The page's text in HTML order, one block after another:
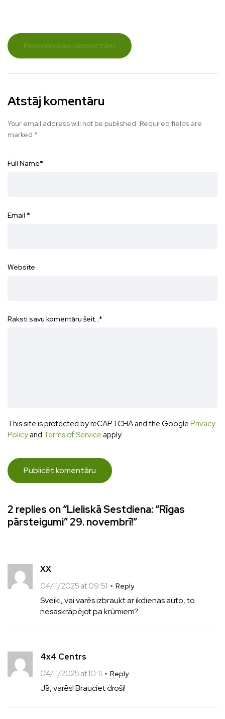
Pievieno savu komentāru
Atstāj komentāru
Your email address will not be published. Required fields are
marked *
Full Name*
Email *
Website
Raksti savu komentāru šeit...*
This site is protected by reCAPTCHA and the GooglePrivacy
Policyand Terms of Serviceapply.
2 replies on “Lieliskā Sestdiena: “Rīgas
pārsteigumi” 29. novembrī!”
XX
04/11/2025 at 09:51 Reply
Sveiki, vai varēs izbraukt ar ikdienas auto, to
nesaskrāpējot pa krūmiem?
4x4 Centrs
04/11/2025 at 10:11 Reply
Jā, varēs! Brauciet droši!